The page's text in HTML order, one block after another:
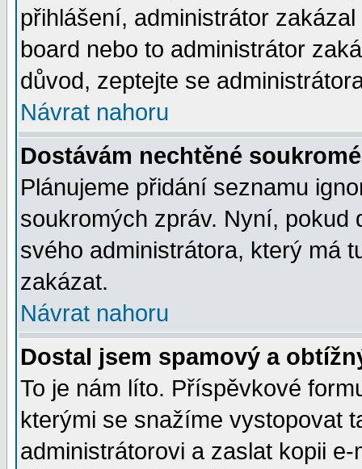
přihlášení, administrátor
board nebo to administrátor
důvod, zeptejte se
Návrat nahoru
Dostávám nechtěné
Plánujeme přidání seznamu
soukromých zpráv. Nyní, pokud
svého administrátora, který má
zakázat.
Návrat nahoru
Dostal jsem spamový a
To je nám líto. Příspěvkové
kterými se snažíme vystopovat
administrátorovi a zaslat kopii